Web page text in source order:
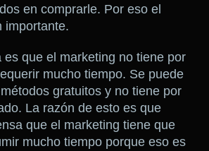
en comprarle. Por eso el
importante.
es que el marketing no tiene por
mucho tiempo. Se puede
gratuitos y no tiene por
La razón de esto es que
que el marketing tiene que
mucho tiempo porque eso es